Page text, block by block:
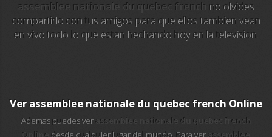
13 tv
24 corren
24 riga tv
assemblee nationale du quebec french no olvides
compartirlo con tus amigos para que ellos tambien vean
en vivo todo lo que estan hechando hoy en la television.
Ver assemblee nationale du quebec french Online
Ademas puedes ver assemblee nationale du quebec french